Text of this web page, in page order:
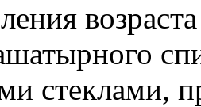
стеклами,